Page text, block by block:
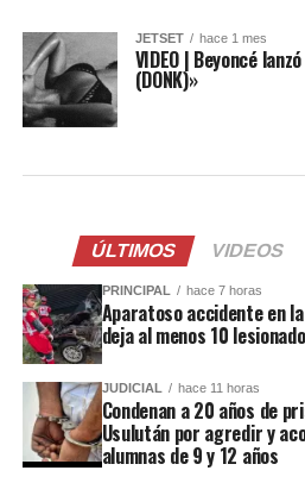
JETSET hace 1 mes
VIDEO | Beyoncé
(DONK)»
ÚLTIMOS VIDEOS
PRINCIPAL hace 7 horas
Aparatoso accidente en
deja al menos 10
JUDICIAL hace 11 horas
Condenan a 20 años de
Usulután por agredir y
alumnas de 9 y 12 años